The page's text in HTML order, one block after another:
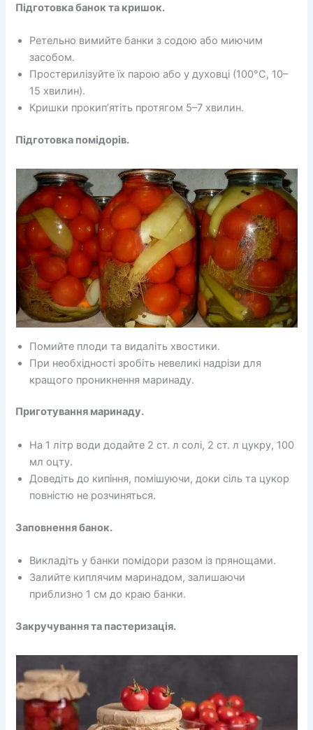
Підготовка банок та кришок.
Ретельно вимийте банки з содою або миючим
засобом.
Простерилізуйте їх парою або у духовці (100°C, 10–
15 хвилин).
Кришки прокип’ятіть протягом 5–7 хвилин.
Підготовка помідорів.
Помийте плоди та видаліть хвостики.
При необхідності зробіть невеликі надрізи для
кращого проникнення маринаду.
Приготування маринаду.
На 1 літр води додайте 2 ст. л солі, 2 ст. л цукру, 100
мл оцту.
Доведіть до кипіння, помішуючи, доки сіль та цукор
повністю не розчиняться.
Заповнення банок.
Викладіть у банки помідори разом із прянощами.
Залийте киплячим маринадом, залишаючи
приблизно 1 см до краю банки.
Закручування та пастеризація.